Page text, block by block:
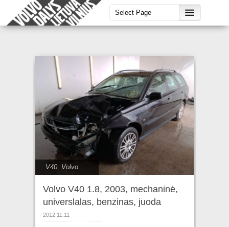
V40, Volvo
Volvo V40 1.8, 2003, mechaninė,
universlalas, benzinas, juoda
2012.11.11